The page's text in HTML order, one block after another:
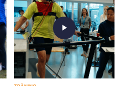
play_arrow